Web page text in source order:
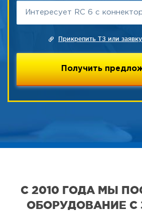
Прикрепить ТЗ или
С 2010 ГОДА МЫ
ОБОРУДОВАНИЕ С